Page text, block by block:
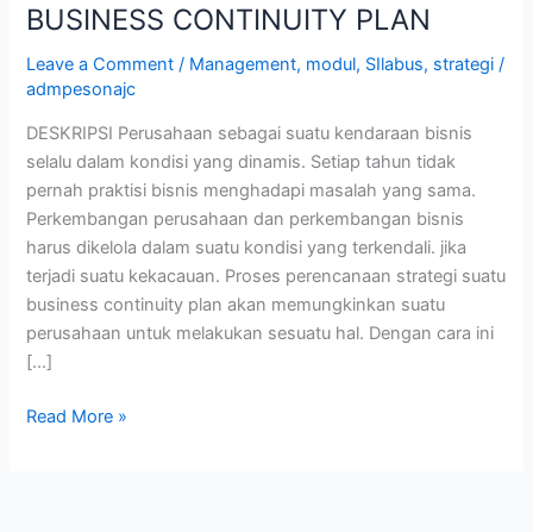
BUSINESS CONTINUITY PLAN
Leave a Comment / Management, modul, SIlabus, strategi /
admpesonajc
DESKRIPSI Perusahaan sebagai suatu kendaraan bisnis
selalu dalam kondisi yang dinamis. Setiap tahun tidak
pernah praktisi bisnis menghadapi masalah yang sama.
Perkembangan perusahaan dan perkembangan bisnis
harus dikelola dalam suatu kondisi yang terkendali. jika
terjadi suatu kekacauan. Proses perencanaan strategi suatu
business continuity plan akan memungkinkan suatu
perusahaan untuk melakukan sesuatu hal. Dengan cara ini
[…]
Read More »